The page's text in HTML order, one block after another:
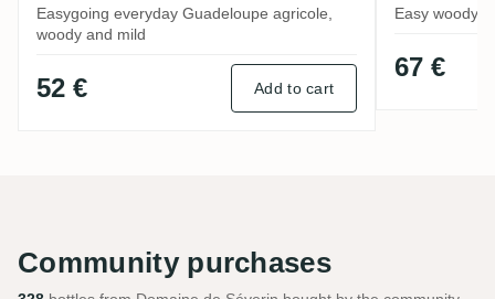
Easygoing everyday Guadeloupe agricole,
woody and mild
52 € Add to cart
Easy woody
67 €
Community purchases